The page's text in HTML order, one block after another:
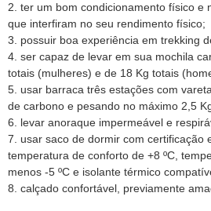
2. ter um bom condicionamento físico e
que interfiram no seu rendimento físico;
3. possuir boa experiência em trekking
4. ser capaz de levar em sua mochila
totais (mulheres) e de 18 Kg totais
5. usar barraca três estações com
de carbono e pesando no máximo 2,5
6. levar anoraque impermeável e
7. usar saco de dormir com certificação
temperatura de conforto de +8 ºC,
menos -5 ºC e isolante térmico
8. calçado confortável, previamente